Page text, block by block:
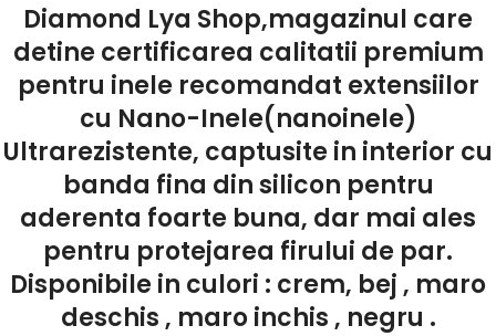
Diamond Lya Shop,magazinul care
detine certificarea calitatii premium
pentru inele recomandat extensiilor
cu Nano-Inele(nanoinele)
Ultrarezistente, captusite in interior cu
banda fina din silicon pentru
aderenta foarte buna, dar mai ales
pentru protejarea firului de par.
Disponibile in culori : crem, bej , maro
deschis , maro inchis , negru .